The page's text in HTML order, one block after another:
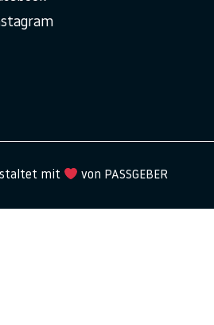
mit von PASSGEBER